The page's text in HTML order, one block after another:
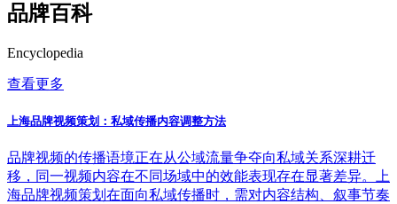
品牌百科
Encyclopedia
查看更多
上海品牌视频策划：私域传播内容调整方法
品牌视频的传播语境正在从公域流量争夺向私域关系深耕迁
移，同一视频内容在不同场域中的效能表现存在显著差异。上
海品牌视频策划在面向私域传播时，需对内容结构、叙事节奏